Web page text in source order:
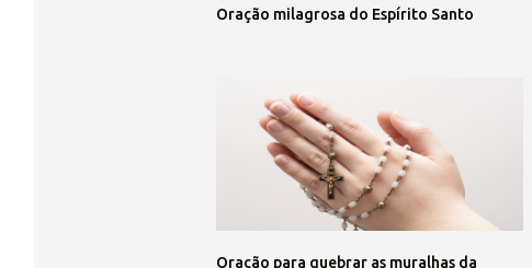
Oração milagrosa do Espírito Santo
Oração para quebrar as muralhas da